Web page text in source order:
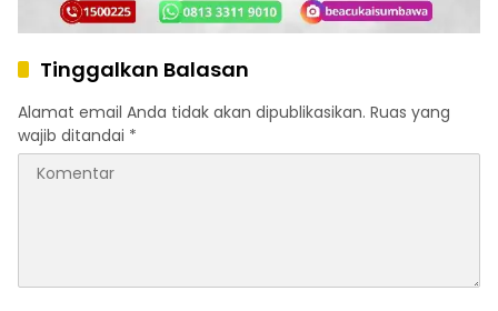
Tinggalkan Balasan
Alamat email Anda tidak akan dipublikasikan. Ruas yang
wajib ditandai *